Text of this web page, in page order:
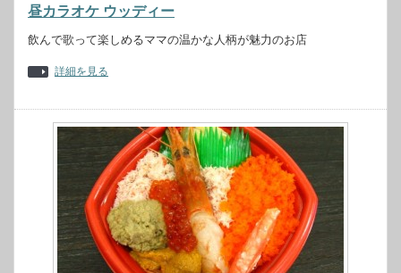
昼カラオケ ウッディー
飲んで歌って楽しめるママの温かな人柄が魅力のお店
詳細を見る